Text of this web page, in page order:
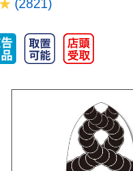
(2821)